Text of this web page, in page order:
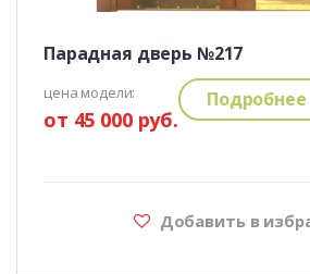
Парадная дверь №217
цена модели:
от 45 000 руб.
Подробнее
Добавить в